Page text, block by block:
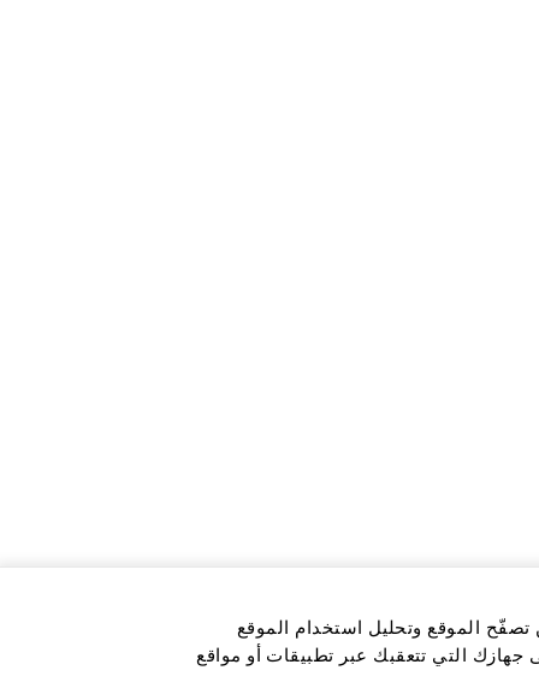
الموقع وتحليل استخدام الموقع
جهازك التي تتعقبك عبر تطبيقات أو مواقع